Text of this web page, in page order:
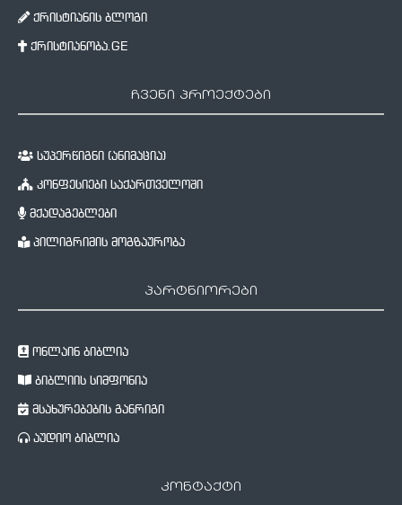
ქრისტიანის ბლოგი
ქრისტიანობა.GE
ჩვენი პროექტები
სუპერწიგნი (ანიმაცია)
კონფესიები საქართველოში
მქადაგებლები
პილიგრიმის მოგზაურობა
პარტნიორები
ონლაინ ბიბლია
ბიბლიის სიმფონია
მსახურებების განრიგი
აუდიო ბიბლია
კონტაქტი